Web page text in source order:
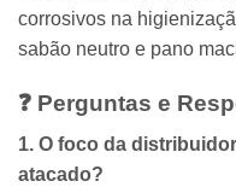
corrosivos na
sabão neutro e pano
❓ Perguntas e
1. O foco da
atacado?